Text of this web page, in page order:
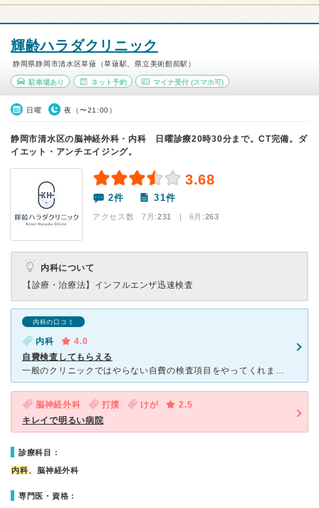
輝齢ハラダクリニック
静岡県静岡市清水区草薙（草薙駅、県立美術館前駅）
駐車場あり ネット予約 マイナ受付 (スマホ可)
日曜 夜（〜21:00）
静岡市清水区の脳神経外科・内科 日曜診療20時30分まで。CT完備。ダ
イエット・アンチエイジング。
3.68
2件 31件
アクセス数 7月:231 | 6月:263
内科について
【診療・治療法】 インフルエンザ迅速検査
内科の口コミ
内科
4.0
自費検査してもらえる
一般のクリニックではやらない自費の検査項目をやってくれます。今回、主にアレルギー性鼻炎を診てもらいましたが私の場合、免疫に関わるビタミンD・亜鉛が不足しており、対応するサプリメントを飲んでいます。先日
脳神経外科 打撲 けが
2.5
キレイで明るい病院
診療科目：
内科、脳神経外科
専門医・資格：